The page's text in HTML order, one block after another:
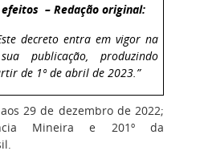
– Redação original:
decreto entra em vigor na
publicação, produzindo
de 1º de abril de 2023.”
29 de dezembro de 2022;
Mineira e 201º da